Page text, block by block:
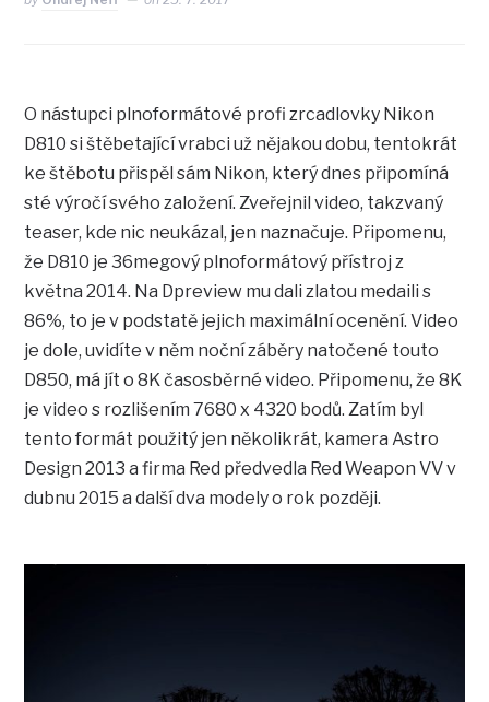
O nástupci plnoformátové profi zrcadlovky Nikon
D810 si štěbetající vrabci už nějakou dobu, tentokrát
ke štěbotu přispěl sám Nikon, který dnes připomíná
sté výročí svého založení. Zveřejnil video, takzvaný
teaser, kde nic neukázal, jen naznačuje. Připomenu,
že D810 je 36megový plnoformátový přístroj z
května 2014. Na Dpreview mu dali zlatou medaili s
86%, to je v podstatě jejich maximální ocenění. Video
je dole, uvidíte v něm noční záběry natočené touto
D850, má jít o 8K časosběrné video. Připomenu, že 8K
je video s rozlišením 7680 x 4320 bodů. Zatím byl
tento formát použitý jen několikrát, kamera Astro
Design 2013 a firma Red předvedla Red Weapon VV v
dubnu 2015 a další dva modely o rok později.